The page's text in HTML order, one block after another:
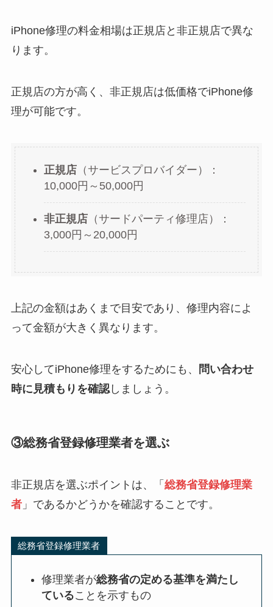
iPhone修理の料金相場は正規店と非正規店で異な
ります。
正規店の方が高く、非正規店は低価格でiPhone修
理が可能です。
正規店（サービスプロバイダー）：
10,000円～50,000円
非正規店（サードパーティ修理店）：
3,000円～20,000円
上記の金額はあくまで目安であり、修理内容によ
って金額が大きく異なります。
安心してiPhone修理をするためにも、
問い合わせ
時に見積もりを確認しましょう。
③総務省登録修理業者を選ぶ
非正規店を選ぶポイントは、「 総務省登録修理業
者」であるかどうかを確認することです。
総務省登録修理業者
修理業者が総務省の定める基準を満たし
ていることを示すもの